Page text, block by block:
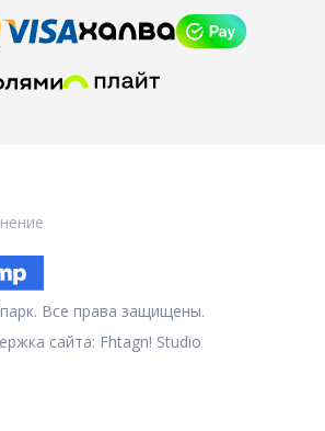
Все права защищены.
сайта: Fhtagn! Studio